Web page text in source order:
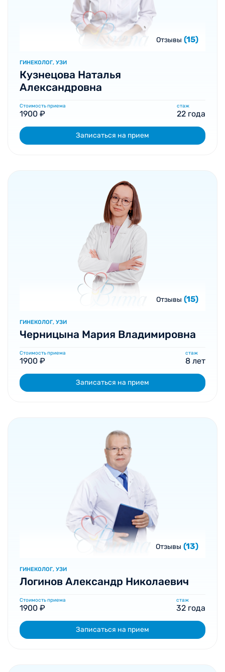
Отзывы (15)
ГИНЕКОЛОГ, УЗИ
Кузнецова Наталья
Александровна
Стоимость приема
1900 ₽
стаж
22 года
Записаться на прием
Отзывы (15)
ГИНЕКОЛОГ, УЗИ
Черницына Мария Владимировна
Стоимость приема
1900 ₽
стаж
8 лет
Записаться на прием
Отзывы (13)
ГИНЕКОЛОГ, УЗИ
Логинов Александр Николаевич
Стоимость приема
1900 ₽
стаж
32 года
Записаться на прием